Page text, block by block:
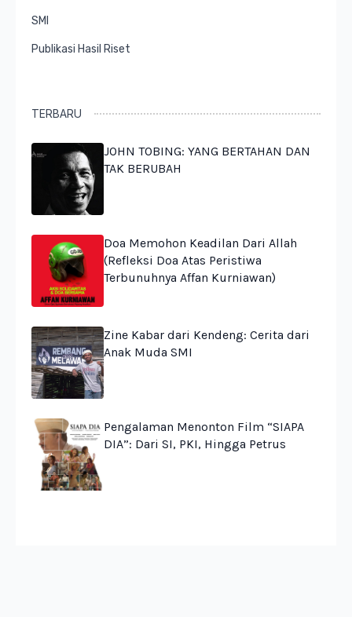
SMI
Publikasi Hasil Riset
TERBARU
JOHN TOBING: YANG BERTAHAN DAN
TAK BERUBAH
Doa Memohon Keadilan Dari Allah
(Refleksi Doa Atas Peristiwa
Terbunuhnya Affan Kurniawan)
Zine Kabar dari Kendeng: Cerita dari
Anak Muda SMI
Pengalaman Menonton Film “SIAPA
DIA”: Dari SI, PKI, Hingga Petrus